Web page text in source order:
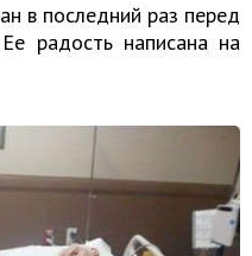
в последний раз перед
радость написана на